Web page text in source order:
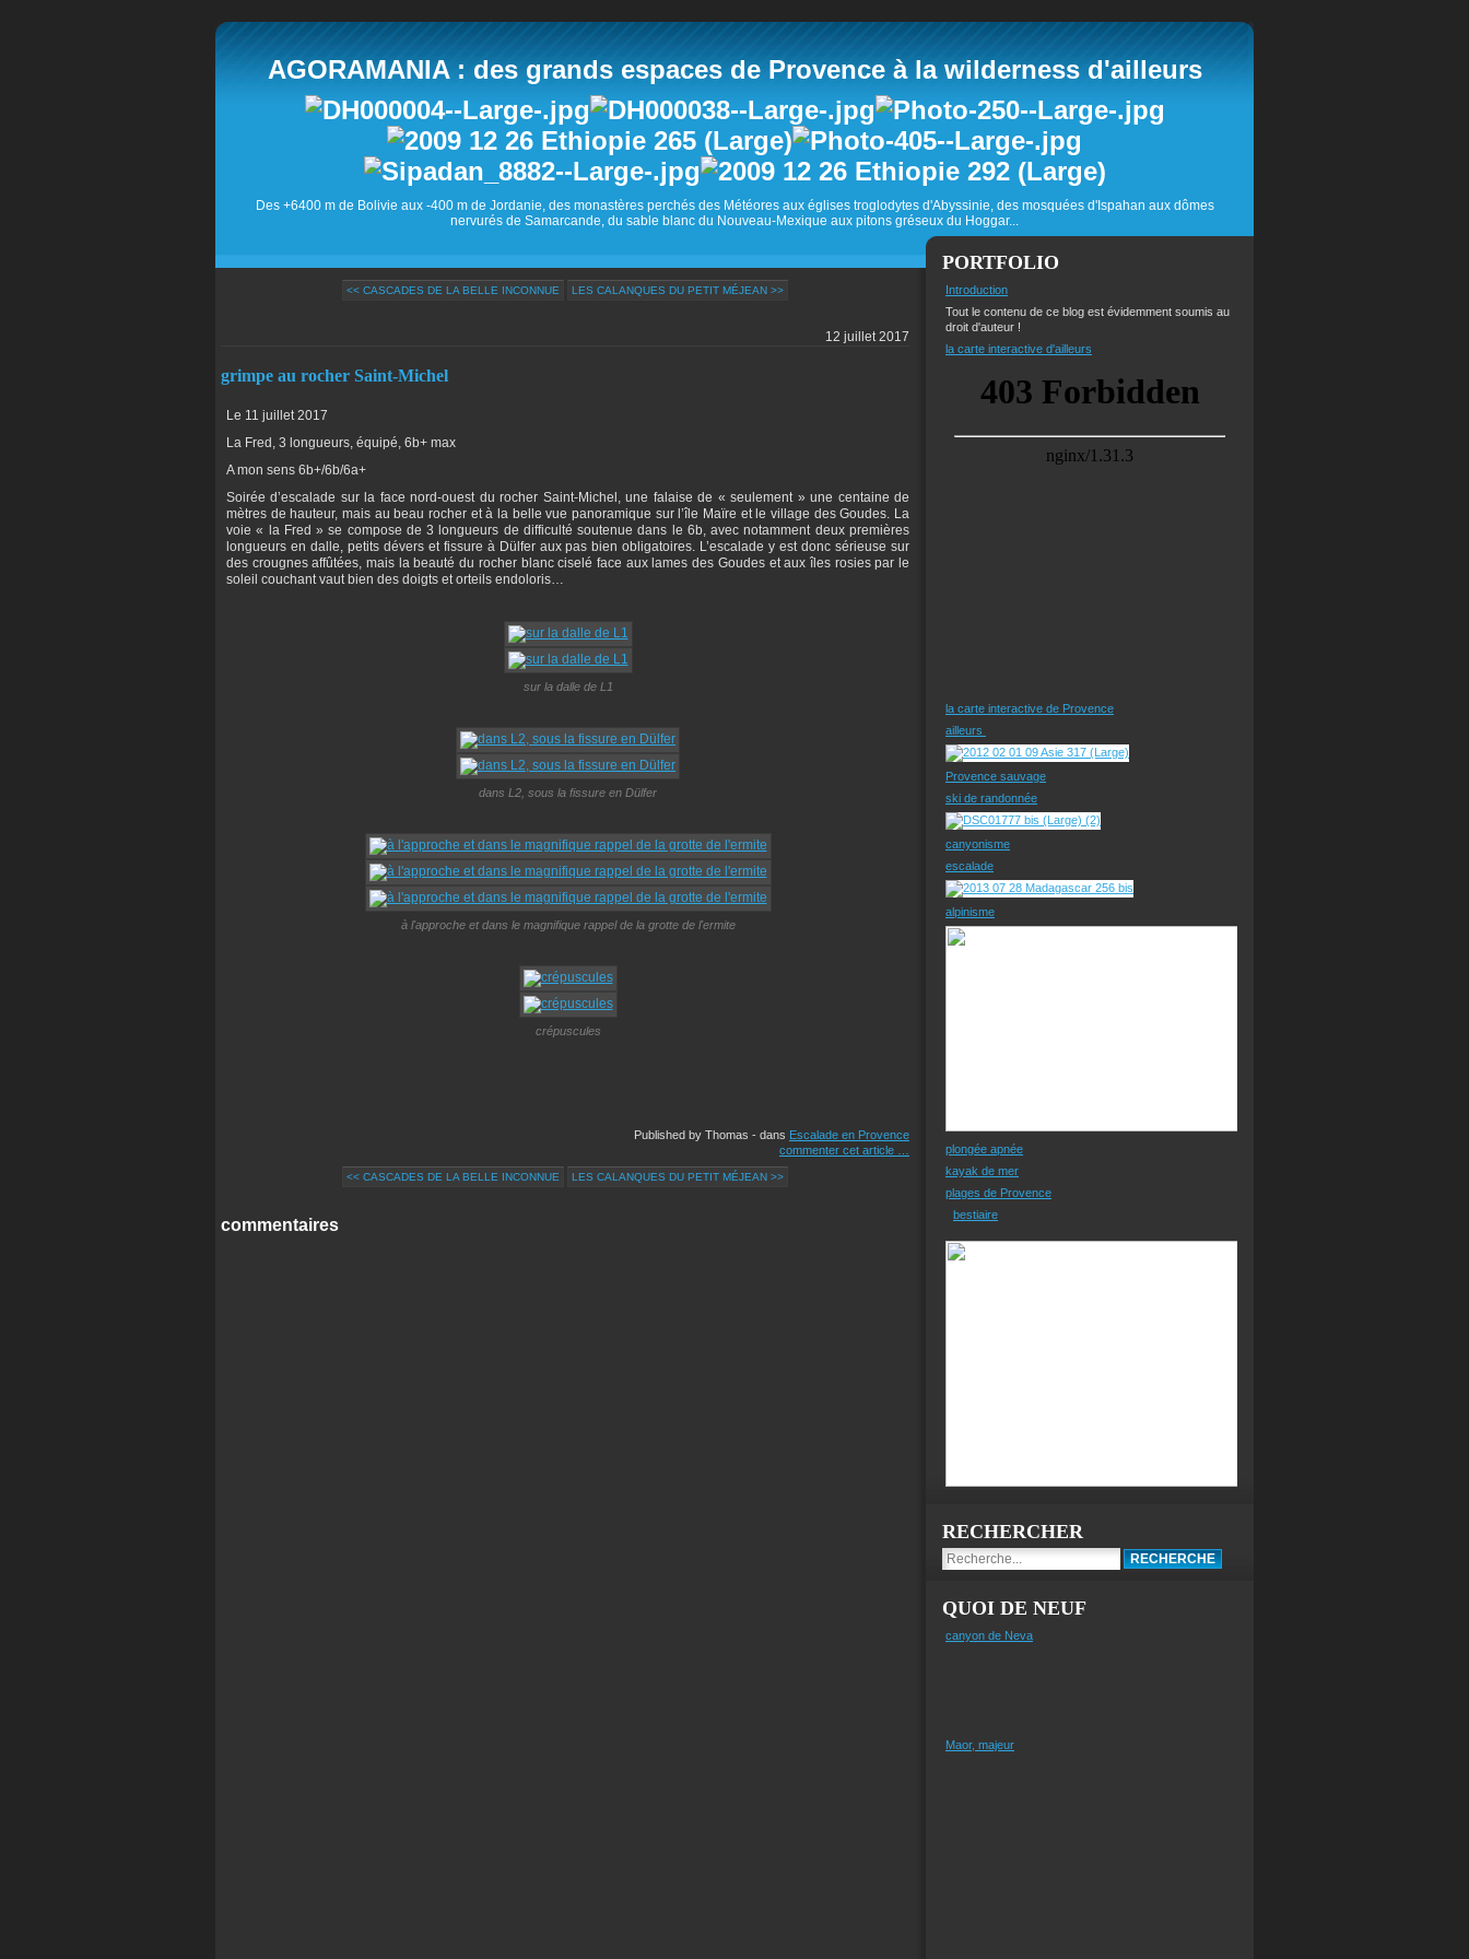
AGORAMANIA : des grands espaces de Provence à la wilderness d'ailleurs
Des +6400 m de Bolivie aux -400 m de Jordanie, des monastères perchés des Météores aux églises troglodytes d'Abyssinie, des mosquées d'Ispahan aux dômes
nervurés de Samarcande, du sable blanc du Nouveau-Mexique aux pitons gréseux du Hoggar...
<< CASCADES DE LA BELLE INCONNUE LES CALANQUES DU PETIT MÉJEAN >>
12 juillet 2017
grimpe au rocher Saint-Michel
Le 11 juillet 2017
La Fred, 3 longueurs, équipé, 6b+ max
A mon sens 6b+/6b/6a+
Soirée d’escalade sur la face nord-ouest du rocher Saint-Michel, une falaise de « seulement » une centaine de
mètres de hauteur, mais au beau rocher et à la belle vue panoramique sur l’île Maïre et le village des Goudes. La
voie « la Fred » se compose de 3 longueurs de difficulté soutenue dans le 6b, avec notamment deux premières
longueurs en dalle, petits dévers et fissure à Dülfer aux pas bien obligatoires. L’escalade y est donc sérieuse sur
des crougnes affûtées, mais la beauté du rocher blanc ciselé face aux lames des Goudes et aux îles rosies par le
soleil couchant vaut bien des doigts et orteils endoloris…
sur la dalle de L1
dans L2, sous la fissure en Dülfer
à l'approche et dans le magnifique rappel de la grotte de l'ermite
crépuscules
Published by Thomas - dans Escalade en Provence
commenter cet article
<< CASCADES DE LA BELLE INCONNUE LES CALANQUES DU PETIT MÉJEAN >>
commentaires
PORTFOLIO
Introduction
Tout le contenu de ce blog est évidemment soumis au
droit d'auteur !
la carte interactive d'ailleurs
la carte interactive de Provence
ailleurs
Provence sauvage
ski de randonnée
canyonisme
escalade
alpinisme
plongée apnée
kayak de mer
plages de Provence
bestiaire
RECHERCHER
QUOI DE NEUF
canyon de Neva
Maor, majeur